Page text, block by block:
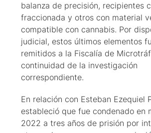
balanza de precisión, recipientes
fraccionada y otros con material
compatible con cannabis. Por
judicial, estos últimos elementos
remitidos a la Fiscalía de
continuidad de la investigación
correspondiente.
En relación con Esteban Ezequiel
estableció que fue condenado en
2022 a tres años de prisión por